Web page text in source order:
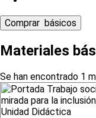
Materiales
Se han encontrado 1
Unidad Didáctica